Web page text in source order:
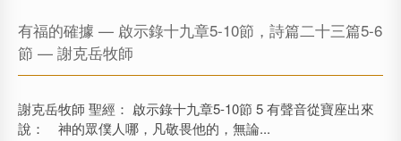
有福的確據 — 啟示錄十九章5-10節，詩篇二十三篇5-6
節 — 謝克岳牧師
謝克岳牧師 聖經： 啟示錄十九章5-10節 5 有聲音從寶座出來
說： 神的眾僕人哪，凡敬畏他的，無論...